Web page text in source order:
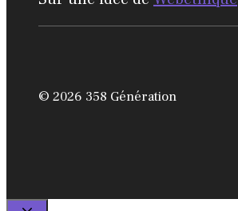
© 2026 358 Génération